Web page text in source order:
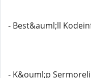
- Best&auml;ll
- K&ouml;p